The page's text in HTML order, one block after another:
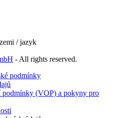
/ jazyk
- All rights reserved.
podmínky
podmínky (VOP) a pokyny pro